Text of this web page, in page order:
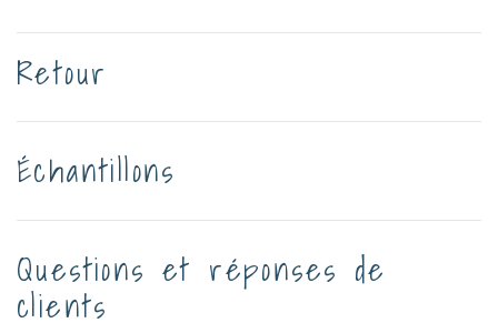
Retour
Échantillons
Questions et réponses de
clients